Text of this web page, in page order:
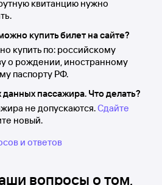
квитанцию нужно
купить билет на сайте?
купить по: российскому
о рождении, иностранному
паспорту РФ.
пассажира. Что делать?
не допускаются.Сдайте
новый.
и ответов
вопросы о том,